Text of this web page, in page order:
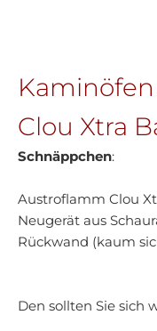
Clou Xtra
Schnäppchen:
Austroflamm Clou
Neugerät aus
Rückwand (kaum
Den sollten Sie sich